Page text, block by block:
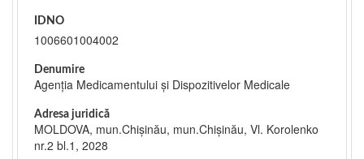
IDNO
1006601004002
Denumire
Agenția Medicamentului și Dispozitivelor Medicale
Adresa juridică
MOLDOVA, mun.Chişinău, mun.Chişinău, Vl. Korolenko
nr.2 bl.1, 2028